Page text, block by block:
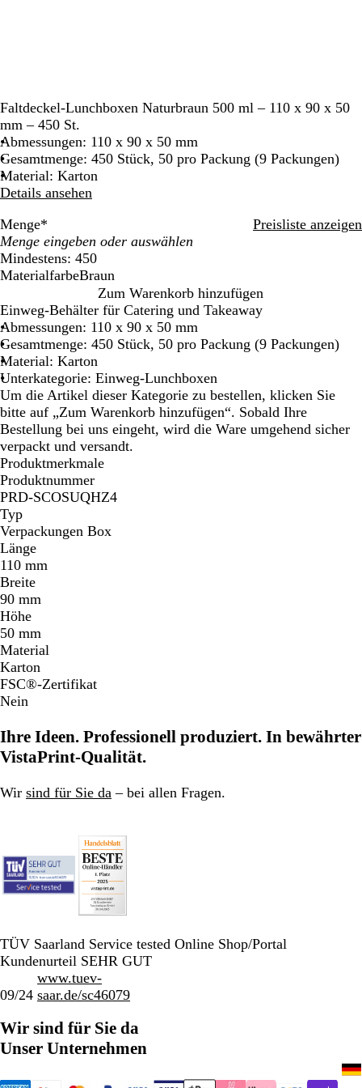
Faltdeckel-Lunchboxen Naturbraun 500 ml – 110 x 90 x 50
mm – 450 St.
Abmessungen: 110 x 90 x 50 mm
Gesamtmenge: 450 Stück, 50 pro Packung (9 Packungen)
Material: Karton
Details ansehen
Menge* Preisliste anzeigen
Mindestens: 450
MaterialfarbeBraun
r
a
u
n
Zum Warenkorb hinzufügen
Einweg-Behälter für Catering und Takeaway
Abmessungen: 110 x 90 x 50 mm
Gesamtmenge: 450 Stück, 50 pro Packung (9 Packungen)
Material: Karton
Unterkategorie: Einweg-Lunchboxen
Um die Artikel dieser Kategorie zu bestellen, klicken Sie
bitte auf „Zum Warenkorb hinzufügen“. Sobald Ihre
Bestellung bei uns eingeht, wird die Ware umgehend sicher
verpackt und versandt.
Produktmerkmale
Produktnummer
PRD-SCOSUQHZ4
Typ
Verpackungen Box
Länge
110 mm
Breite
90 mm
Höhe
50 mm
Material
Karton
FSC®-Zertifikat
Nein
Ihre Ideen. Professionell produziert. In bewährter
VistaPrint-Qualität.
Wir sind für Sie da – bei allen Fragen.
TÜV Saarland Service tested Online Shop/Portal
Kundenurteil SEHR GUT
09/24
www.tuev-
saar.de/sc46079
Wir sind für Sie da
Unser Unternehmen